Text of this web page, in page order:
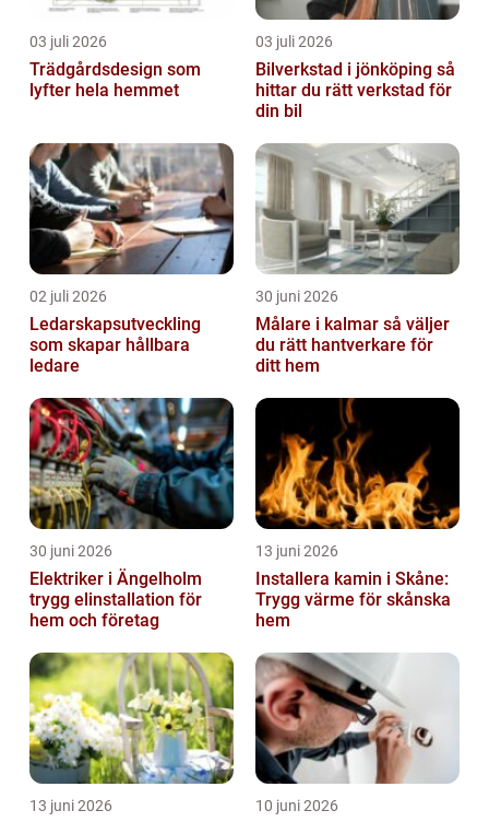
03 juli 2026
Trädgårdsdesign som
lyfter hela hemmet
03 juli 2026
Bilverkstad i jönköping så
hittar du rätt verkstad för
din bil
02 juli 2026
Ledarskapsutveckling
som skapar hållbara
ledare
30 juni 2026
Målare i kalmar så väljer
du rätt hantverkare för
ditt hem
30 juni 2026
Elektriker i Ängelholm
trygg elinstallation för
hem och företag
13 juni 2026
Installera kamin i Skåne:
Trygg värme för skånska
hem
13 juni 2026 10 juni 2026